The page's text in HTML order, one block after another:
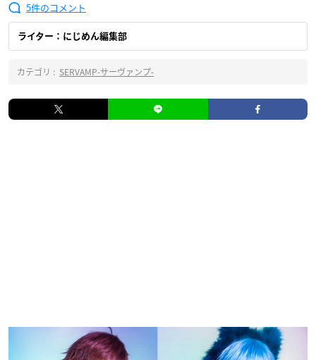
5
ライター：にじめん編集部
カテゴリ : SERVAMP‐サーヴァンプ‐